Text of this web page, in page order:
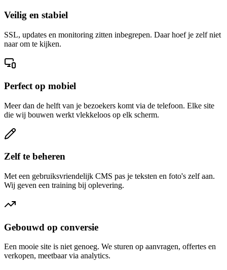
Veilig en stabiel
SSL, updates en monitoring zitten inbegrepen. Daar hoef je zelf niet
naar om te kijken.
Perfect op mobiel
Meer dan de helft van je bezoekers komt via de telefoon. Elke site
die wij bouwen werkt vlekkeloos op elk scherm.
Zelf te beheren
Met een gebruiksvriendelijk CMS pas je teksten en foto's zelf aan.
Wij geven een training bij oplevering.
Gebouwd op conversie
Een mooie site is niet genoeg. We sturen op aanvragen, offertes en
verkopen, meetbaar via analytics.